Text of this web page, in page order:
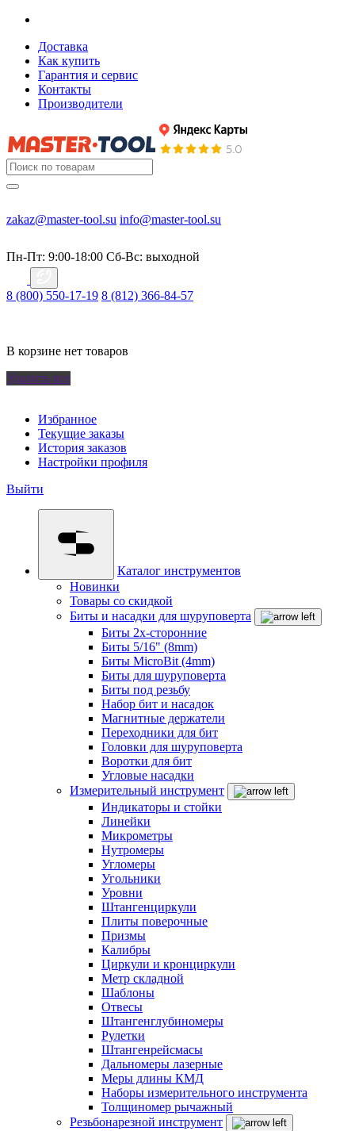
Доставка
Как купить
Гарантия и сервис
Контакты
Производители
zakaz@master-tool.su info@master-tool.su
Пн-Пт: 9:00-18:00 Cб-Вс: выходной
8 (800) 550-17-19 8 (812) 366-84-57
В корзине нет товаров
Удалить все
Избранное
Текущие заказы
История заказов
Настройки профиля
Выйти
Каталог инструментов
Новинки
Товары со скидкой
Биты и насадки для шуруповерта
Биты 2х-сторонние
Биты 5/16" (8mm)
Биты MicroBit (4mm)
Биты для шуруповерта
Биты под резьбу
Набор бит и насадок
Магнитные держатели
Переходники для бит
Головки для шуруповерта
Воротки для бит
Угловые насадки
Измерительный инструмент
Индикаторы и стойки
Линейки
Микрометры
Нутромеры
Угломеры
Угольники
Уровни
Штангенциркули
Плиты поверочные
Призмы
Калибры
Циркули и кронциркули
Метр складной
Шаблоны
Отвесы
Штангенглубиномеры
Рулетки
Штангенрейсмасы
Дальномеры лазерные
Меры длины КМД
Наборы измерительного инструмента
Толщиномер рычажный
Резьбонарезной инструмент